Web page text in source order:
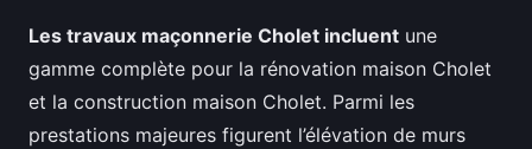
Les travaux maçonnerie Cholet incluent une
gamme complète pour la rénovation maison Cholet
et la construction maison Cholet. Parmi les
prestations majeures figurent l’élévation de murs